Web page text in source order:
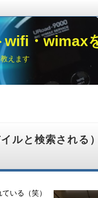
wifi・wimax
えます
ルと検索される
いる（笑）